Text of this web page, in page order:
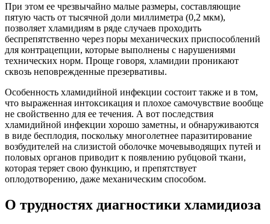
При этом ее чрезвычайно малые размеры, составляющие
пятую часть от тысячной доли миллиметра (0,2 мкм),
позволяет хламидиям в ряде случаев проходить
беспрепятственно через поры механических приспособлений
для контрацепции, которые выполнены с нарушениями
технических норм. Проще говоря, хламидии проникают
сквозь неповрежденные презервативы.
Особенность хламидийной инфекции состоит также и в том,
что выраженная интоксикация и плохое самочувствие вообще
не свойственно для ее течения. А вот последствия
хламидийной инфекции хорошо заметны, и обнаруживаются
в виде бесплодия, поскольку многолетнее паразитирование
возбудителей на слизистой оболочке мочевыводящих путей и
половых органов приводит к появлению рубцовой ткани,
которая теряет свою функцию, и препятствует
оплодотворению, даже механическим способом.
О трудностях диагностики хламидиоза